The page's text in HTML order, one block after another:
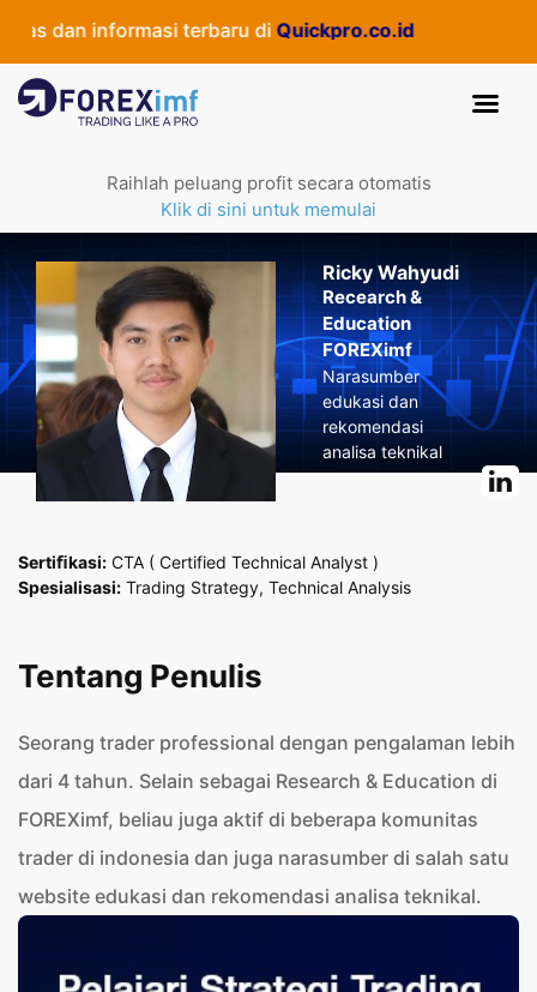
dan informasi terbaru di Quickpro.co.id
Raihlah peluang profit secara otomatis
Klik di sini untuk memulai
Ricky Wahyudi
Recearch &
Education
FOREXimf
Narasumber
edukasi dan
rekomendasi
analisa teknikal
Sertiﬁkasi: CTA ( Certified Technical Analyst )
Spesialisasi: Trading Strategy, Technical Analysis
Tentang Penulis
Seorang trader professional dengan pengalaman lebih
dari 4 tahun. Selain sebagai Research & Education di
FOREXimf, beliau juga aktif di beberapa komunitas
trader di indonesia dan juga narasumber di salah satu
website edukasi dan rekomendasi analisa teknikal.